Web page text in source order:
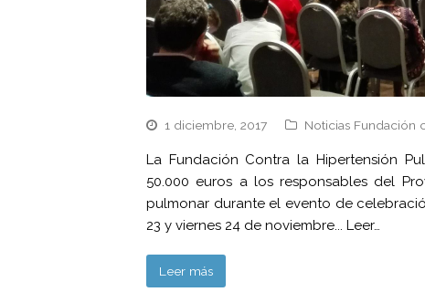
1 diciembre, 2017 Noticias Fundación
La Fundación Contra la Hipertensión
50.000 euros a los responsables del
pulmonar durante el evento de
23 y viernes 24 de noviembre... Leer…
Leer más